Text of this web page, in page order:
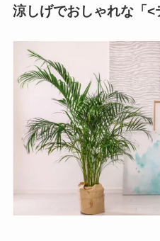
涼しげでおしゃれな「<